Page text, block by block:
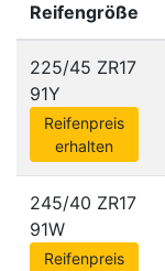
Reifengröße
225/45 ZR17
91Y
Reifenpreis
erhalten
245/40 ZR17
91W
Reifenpreis